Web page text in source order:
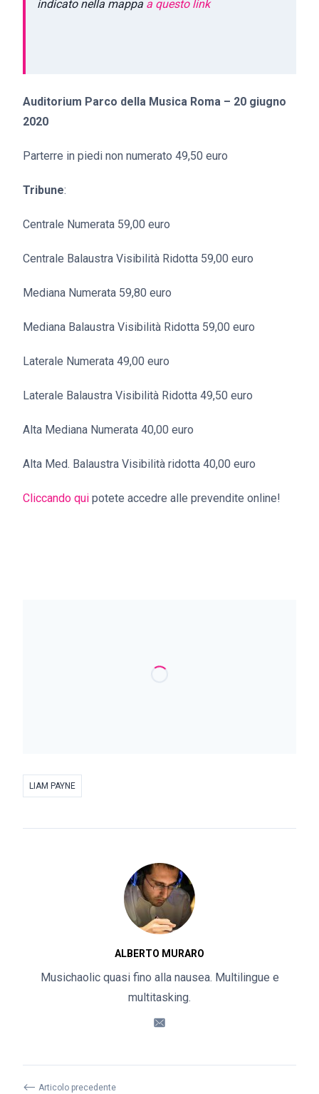
indicato nella mappa a questo link
Auditorium Parco della Musica Roma – 20 giugno
2020
Parterre in piedi non numerato 49,50 euro
Tribune:
Centrale Numerata 59,00 euro
Centrale Balaustra Visibilità Ridotta 59,00 euro
Mediana Numerata 59,80 euro
Mediana Balaustra Visibilità Ridotta 59,00 euro
Laterale Numerata 49,00 euro
Laterale Balaustra Visibilità Ridotta 49,50 euro
Alta Mediana Numerata 40,00 euro
Alta Med. Balaustra Visibilità ridotta 40,00 euro
Cliccando qui potete accedre alle prevendite online!
LIAM PAYNE
ALBERTO MURARO
Musichaolic quasi fino alla nausea. Multilingue e
multitasking.
⟵ Articolo precedente